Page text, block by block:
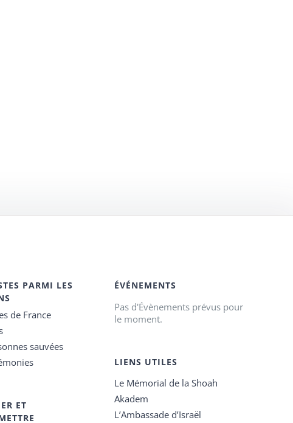
PARMI LES
de France
sauvées
ET
ÉVÉNEMENTS
Pas d'Évènements prévus pour
le moment.
LIENS UTILES
Le Mémorial de la Shoah
Akadem
L’Ambassade d’Israël